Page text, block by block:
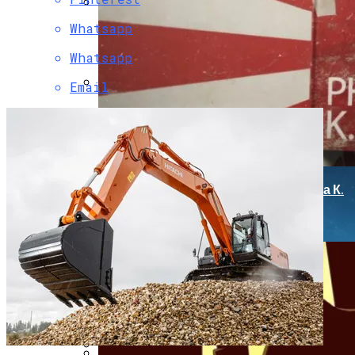
В Локации «Золотого Треугольника»
Выставлен На Продажу Объект Под
Элитные Клубные Апартаменты
Гендерная Нутрициология: Женское
Здоровье (менопауза, ПМС,
Фертильность) И Мужское Здоровье
Как Отдыхать Как Джейсон Момоа И
Александр Овечкин: Шесть Идей Для
Активного Путешествия
«Человек В Высоком Замке» Филипа К.
Дика: Мир, В Котором Победили
Нацисты
Whatsapp
Whatsapp
Email